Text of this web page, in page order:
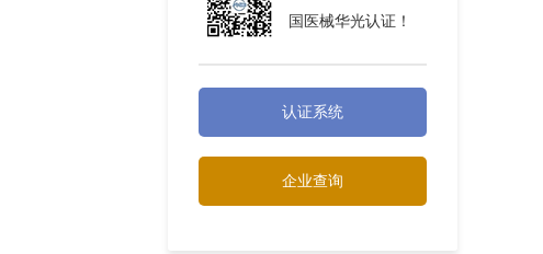
国医械华光认证！
认证系统
企业查询